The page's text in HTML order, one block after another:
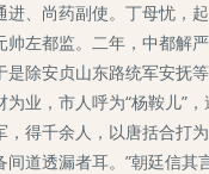
、尚药副使。丁母忧
左都监。二年，中都解
除安贞山东路统军安抚
，市人呼为“杨鞍儿”
得千余人，以唐括合打
道透漏者耳。”朝廷信